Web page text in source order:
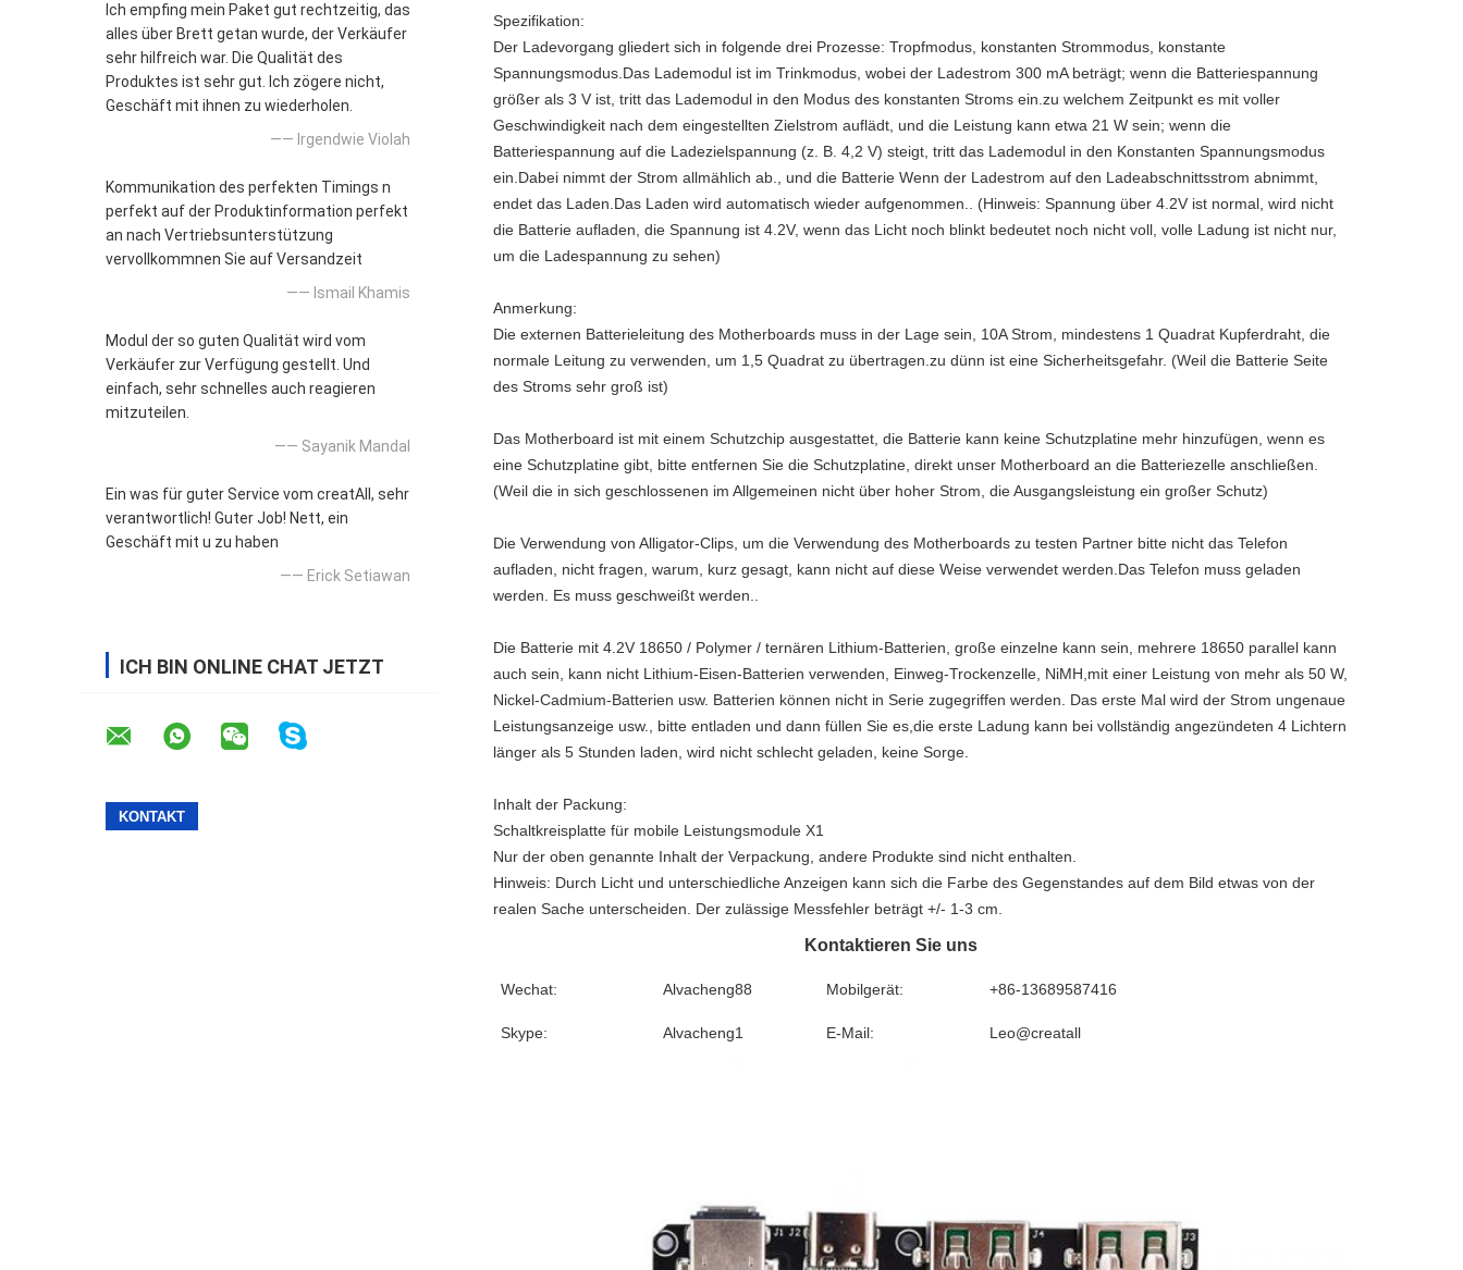
Ich empfing mein Paket gut rechtzeitig, das
alles über Brett getan wurde, der Verkäufer
sehr hilfreich war. Die Qualität des
Produktes ist sehr gut. Ich zögere nicht,
Geschäft mit ihnen zu wiederholen.
—— Irgendwie Violah
Kommunikation des perfekten Timings n
perfekt auf der Produktinformation perfekt
an nach Vertriebsunterstützung
vervollkommnen Sie auf Versandzeit
—— Ismail Khamis
Modul der so guten Qualität wird vom
Verkäufer zur Verfügung gestellt. Und
einfach, sehr schnelles auch reagieren
mitzuteilen.
—— Sayanik Mandal
Ein was für guter Service vom creatAll, sehr
verantwortlich! Guter Job! Nett, ein
Geschäft mit u zu haben
—— Erick Setiawan
ICH BIN ONLINE CHAT JETZT
Spezifikation:
Der Ladevorgang gliedert sich in folgende drei Prozesse: Tropfmodus, konstanten Strommodus, konstante
Spannungsmodus.Das Lademodul ist im Trinkmodus, wobei der Ladestrom 300 mA beträgt; wenn die Batteriespannung
größer als 3 V ist, tritt das Lademodul in den Modus des konstanten Stroms ein.zu welchem Zeitpunkt es mit voller
Geschwindigkeit nach dem eingestellten Zielstrom auflädt, und die Leistung kann etwa 21 W sein; wenn die
Batteriespannung auf die Ladezielspannung (z. B. 4,2 V) steigt, tritt das Lademodul in den Konstanten Spannungsmodus
ein.Dabei nimmt der Strom allmählich ab., und die Batterie Wenn der Ladestrom auf den Ladeabschnittsstrom abnimmt,
endet das Laden.Das Laden wird automatisch wieder aufgenommen.. (Hinweis: Spannung über 4.2V ist normal, wird nicht
die Batterie aufladen, die Spannung ist 4.2V, wenn das Licht noch blinkt bedeutet noch nicht voll, volle Ladung ist nicht nur,
um die Ladespannung zu sehen)
Anmerkung:
Die externen Batterieleitung des Motherboards muss in der Lage sein, 10A Strom, mindestens 1 Quadrat Kupferdraht, die
normale Leitung zu verwenden, um 1,5 Quadrat zu übertragen.zu dünn ist eine Sicherheitsgefahr. (Weil die Batterie Seite
des Stroms sehr groß ist)
Das Motherboard ist mit einem Schutzchip ausgestattet, die Batterie kann keine Schutzplatine mehr hinzufügen, wenn es
eine Schutzplatine gibt, bitte entfernen Sie die Schutzplatine, direkt unser Motherboard an die Batteriezelle anschließen.
(Weil die in sich geschlossenen im Allgemeinen nicht über hoher Strom, die Ausgangsleistung ein großer Schutz)
Die Verwendung von Alligator-Clips, um die Verwendung des Motherboards zu testen Partner bitte nicht das Telefon
aufladen, nicht fragen, warum, kurz gesagt, kann nicht auf diese Weise verwendet werden.Das Telefon muss geladen
werden. Es muss geschweißt werden..
Die Batterie mit 4.2V 18650 / Polymer / ternären Lithium-Batterien, große einzelne kann sein, mehrere 18650 parallel kann
auch sein, kann nicht Lithium-Eisen-Batterien verwenden, Einweg-Trockenzelle, NiMH,mit einer Leistung von mehr als 50 W,
Nickel-Cadmium-Batterien usw. Batterien können nicht in Serie zugegriffen werden. Das erste Mal wird der Strom ungenaue
Leistungsanzeige usw., bitte entladen und dann füllen Sie es,die erste Ladung kann bei vollständig angezündeten 4 Lichtern
länger als 5 Stunden laden, wird nicht schlecht geladen, keine Sorge.
Inhalt der Packung:
Schaltkreisplatte für mobile Leistungsmodule X1
Nur der oben genannte Inhalt der Verpackung, andere Produkte sind nicht enthalten.
Hinweis: Durch Licht und unterschiedliche Anzeigen kann sich die Farbe des Gegenstandes auf dem Bild etwas von der
realen Sache unterscheiden. Der zulässige Messfehler beträgt +/- 1-3 cm.
Kontaktieren Sie uns
Wechat: Alvacheng88 Mobilgerät: +86-13689587416
Skype: Alvacheng1 E-Mail: Leo@creatall